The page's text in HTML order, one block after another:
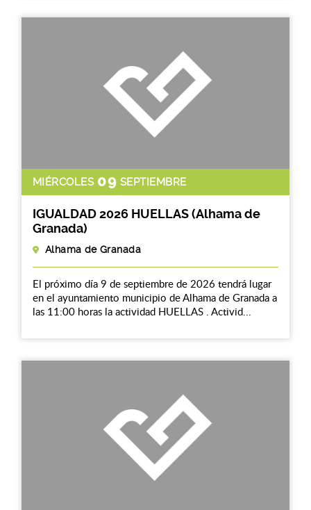
MIÉRCOLES 09 SEPTIEMBRE
Alhama de Granada
IGUALDAD 2026 HUELLAS (Alhama de
Granada)
El próximo día 9 de septiembre de 2026 tendrá lugar
en el ayuntamiento municipio de Alhama de Granada a
las 11:00 horas la actividad HUELLAS . Activid...